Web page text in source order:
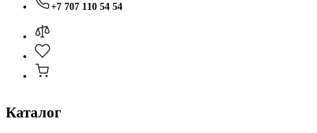
+7 707 110 54 54
Каталог